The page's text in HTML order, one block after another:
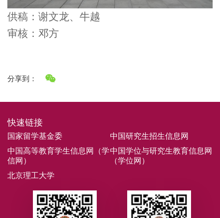
供稿：谢文龙、牛越
审核：邓方
分享到：
快速链接
国家留学基金委
中国研究生招生信息网
中国高等教育学生信息网（学
信网）
中国学位与研究生教育信息网
（学位网）
北京理工大学